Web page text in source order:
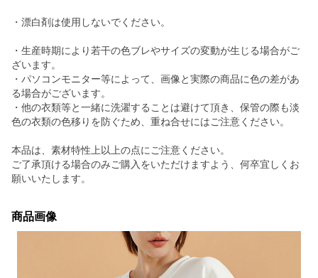
・漂白剤は使用しないでください。
・生産時期により若干の色ブレやサイズの変動が生じる場合がご
ざいます。
・パソコンモニター等によって、画像と実際の商品に色の差があ
る場合がございます。
・他の衣類等と一緒に洗濯することは避けて頂き、保管の際も淡
色の衣類の色移りを防ぐため、重ね合せにはご注意ください。
本品は、素材特性上以上の点にご注意ください。
ご了承頂ける場合のみご購入をいただけますよう、何卒宜しくお
願いいたします。
商品画像